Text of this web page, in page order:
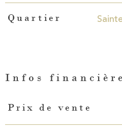
Quartier
Infos
Caractéristiques Valeurs
Prix de vente